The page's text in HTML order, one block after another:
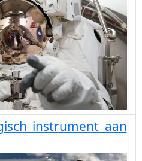
instrument aan